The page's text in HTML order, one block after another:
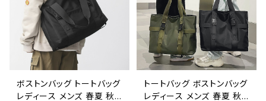
ストン バック ショルダー 肩
掛け 斜めがけ トラベル 旅
行バック かばん ママバッグ
大容量 大きめ 旅行 通学
通勤 大学生 女の子 A4 B4
グレー ブラック カレッジコ
ーデ カジュアル デイリー
デート お出かけ K-B0094
ク 手提げ かばん シンプル
トート ママバッグ 大容量
大きめ 美容師バッグ スタイ
リストバッグ 旅行 通学 通
勤 大学生 女の子 女性 男
性 子供 A4 B4 ブラック カ
レッジコーデ カジュアル デ
イリー デート お出かけ K-B
ボストンバッグ トートバッグ
レディース メンズ 春夏 秋
トートバッグ ボストンバッグ
レディース メンズ 春夏 秋